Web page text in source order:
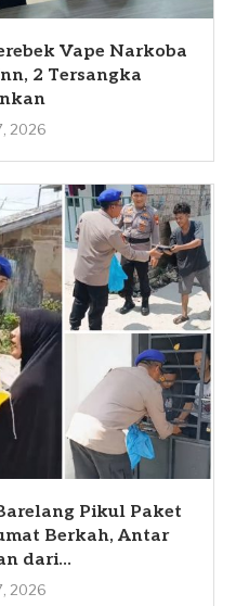
Vape Narkoba
2 Tersangka
2026
Pikul Paket
Berkah, Antar
dari...
2026